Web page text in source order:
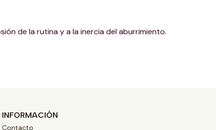
de la rutina y a la inercia del aburrimiento.
INFORMACIÓN
Contacto